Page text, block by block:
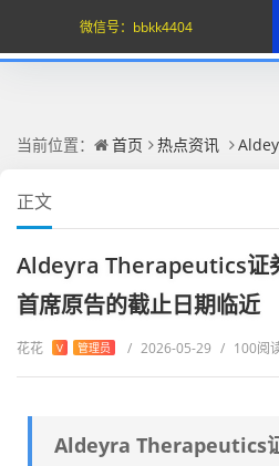
当前位置： 首页 热点资讯 Aldeyra
正文
Aldeyra Therapeutics证
首席原告的截止日期临近
花花 V 管理员 / 2026-05-29 / 100阅
Aldeyra Therapeutics
微信号： bbkk4404